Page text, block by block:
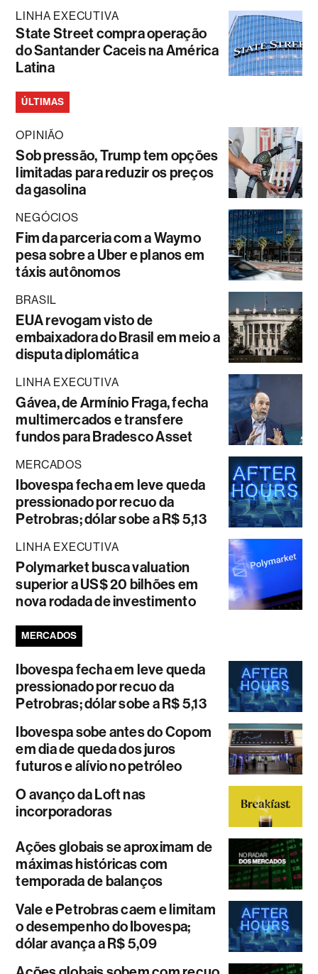
LINHA EXECUTIVA
State Street compra operação
do Santander Caceis na América
Latina
ÚLTIMAS
OPINIÃO
Sob pressão, Trump tem opções
limitadas para reduzir os preços
da gasolina
NEGÓCIOS
Fim da parceria com a Waymo
pesa sobre a Uber e planos em
táxis autônomos
BRASIL
EUA revogam visto de
embaixadora do Brasil em meio a
disputa diplomática
LINHA EXECUTIVA
Gávea, de Armínio Fraga, fecha
multimercados e transfere
fundos para Bradesco Asset
MERCADOS
Ibovespa fecha em leve queda
pressionado por recuo da
Petrobras; dólar sobe a R$ 5,13
LINHA EXECUTIVA
Polymarket busca valuation
superior a US$ 20 bilhões em
nova rodada de investimento
MERCADOS
Ibovespa fecha em leve queda
pressionado por recuo da
Petrobras; dólar sobe a R$ 5,13
Ibovespa sobe antes do Copom
em dia de queda dos juros
futuros e alívio no petróleo
O avanço da Loft nas
incorporadoras
Ações globais se aproximam de
máximas históricas com
temporada de balanços
Vale e Petrobras caem e limitam
o desempenho do Ibovespa;
dólar avança a R$ 5,09